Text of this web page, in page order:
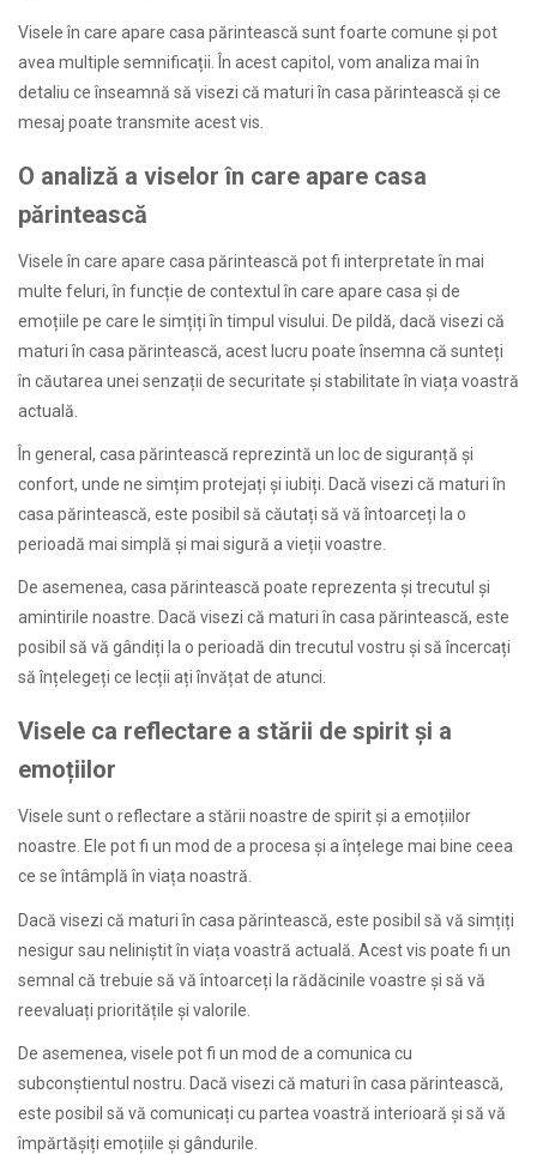
Visele în care apare casa părintească sunt foarte comune și pot
avea multiple semnificații. În acest capitol, vom analiza mai în
detaliu ce înseamnă să visezi că maturi în casa părintească și ce
mesaj poate transmite acest vis.
O analiză a viselor în care apare casa
părintească
Visele în care apare casa părintească pot fi interpretate în mai
multe feluri, în funcție de contextul în care apare casa și de
emoțiile pe care le simțiți în timpul visului. De pildă, dacă visezi că
maturi în casa părintească, acest lucru poate însemna că sunteți
în căutarea unei senzații de securitate și stabilitate în viața voastră
actuală.
În general, casa părintească reprezintă un loc de siguranță și
confort, unde ne simțim protejați și iubiți. Dacă visezi că maturi în
casa părintească, este posibil să căutați să vă întoarceți la o
perioadă mai simplă și mai sigură a vieții voastre.
De asemenea, casa părintească poate reprezenta și trecutul și
amintirile noastre. Dacă visezi că maturi în casa părintească, este
posibil să vă gândiți la o perioadă din trecutul vostru și să încercați
să înțelegeți ce lecții ați învățat de atunci.
Visele ca reflectare a stării de spirit și a
emoțiilor
Visele sunt o reflectare a stării noastre de spirit și a emoțiilor
noastre. Ele pot fi un mod de a procesa și a înțelege mai bine ceea
ce se întâmplă în viața noastră.
Dacă visezi că maturi în casa părintească, este posibil să vă simțiți
nesigur sau neliniștit în viața voastră actuală. Acest vis poate fi un
semnal că trebuie să vă întoarceți la rădăcinile voastre și să vă
reevaluați prioritățile și valorile.
De asemenea, visele pot fi un mod de a comunica cu
subconștientul nostru. Dacă visezi că maturi în casa părintească,
este posibil să vă comunicați cu partea voastră interioară și să vă
împărtășiți emoțiile și gândurile.